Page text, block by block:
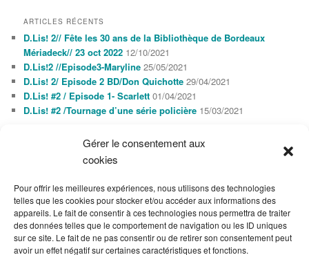
Gérer le consentement aux
cookies
Pour offrir les meilleures expériences, nous utilisons des technologies
telles que les cookies pour stocker et/ou accéder aux informations des
appareils. Le fait de consentir à ces technologies nous permettra de traiter
des données telles que le comportement de navigation ou les ID uniques
sur ce site. Le fait de ne pas consentir ou de retirer son consentement peut
avoir un effet négatif sur certaines caractéristiques et fonctions.
ARTICLES RÉCENTS
D.Lis! 2// Fête les 30 ans de la Bibliothèque de Bordeaux
Mériadeck// 23 oct 2022 12/10/2021
D.Lis!2 //Episode3-Maryline 25/05/2021
D.Lis! 2/ Episode 2 BD/Don Quichotte 29/04/2021
D.Lis! #2 / Episode 1- Scarlett 01/04/2021
D.Lis! #2 /Tournage d’une série policière 15/03/2021
1
2
3
4 5 6 7 8
9
10
11 12 13 14 15
16
17
18 19 20 21 22
23
24
25 26 27 28 29
30